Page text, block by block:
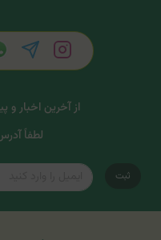
از آخرین اخبار و
لطفاً
ثبت